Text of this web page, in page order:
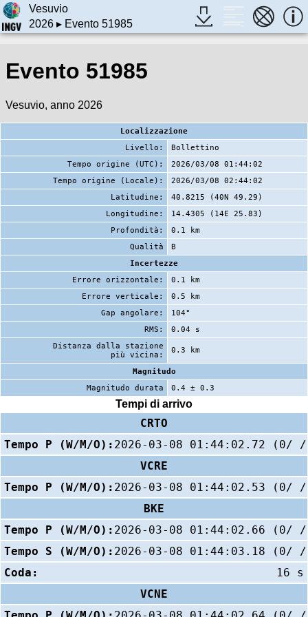
Vesuvio
2026▸ Evento 51985
Evento 51985
Vesuvio, anno 2026
Localizzazione
Livello:
Bollettino
Tempo origine (UTC):
2026/03/08 01:44:02
Tempo origine (Locale):
2026/03/08 02:44:02
Latitudine:
40.8215 (40N 49.29)
Longitudine:
14.4305 (14E 25.83)
Profondità:
0.1 km
Qualità
B
Incertezze
Errore orizzontale:
0.1 km
Errore verticale:
0.5 km
Gap angolare:
104°
RMS:
0.04 s
Distanza dalla stazione
più vicina:
0.3 km
Magnitudo
Magnitudo durata
0.4 ± 0.3
Tempi di arrivo
CRTO
Tempo P (W/M/O): 2026-03-08 01:44:02.72 (0/
VCRE
Tempo P (W/M/O): 2026-03-08 01:44:02.53 (0/
BKE
Tempo P (W/M/O): 2026-03-08 01:44:02.66 (0/
Tempo S (W/M/O): 2026-03-08 01:44:03.18 (0/
Coda:
16 s
VCNE